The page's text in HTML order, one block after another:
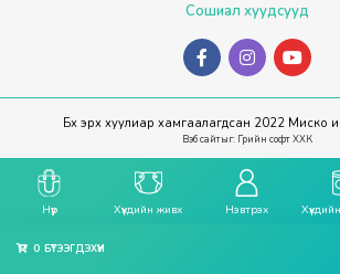
Сошиал хуудсууд
Бүх эрх хуулиар хамгаалагдсан 2022 Миско
Вэб сайтыг: Грийн софт ХХК
Нүүр Хүүхдийн живх Нэвтрэх
0 БҮТЭЭГДЭХҮҮН